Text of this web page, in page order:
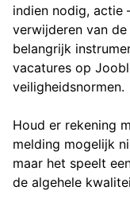
indien nodig,
verwijderen van
belangrijk
vacatures op
veiligheidsnormen.
Houd er rekening
melding mogelijk
maar het speelt
de algehele